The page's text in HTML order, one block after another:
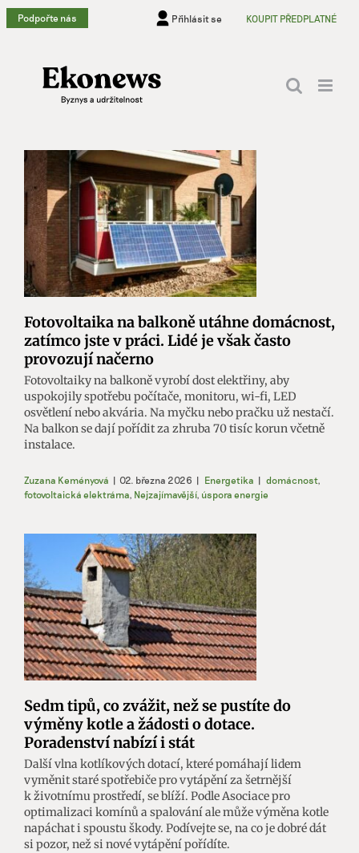
Přeskočit
na
Podpořte nás Přihlásit se KOUPIT PŘEDPLATNÉ
Fotovoltaika na balkoně utáhne domácnost,
zatímco jste v práci. Lidé je však často
provozují načerno
Fotovoltaiky na balkoně vyrobí dost elektřiny, aby
uspokojily spotřebu počítače, monitoru, wi-fi, LED
osvětlení nebo akvária. Na myčku nebo pračku už nestačí.
Na balkon se dají pořídit za zhruba 70 tisíc korun včetně
instalace.
Zuzana Keményová | 02. března 2026 | Energetika | domácnost,
fotovoltaická elektrárna, Nejzajímavější, úspora energie
Sedm tipů, co zvážit, než se pustíte do
výměny kotle a žádosti o dotace.
Poradenství nabízí i stát
Další vlna kotlíkových dotací, které pomáhají lidem
vyměnit staré spotřebiče pro vytápění za šetrnější
k životnímu prostředí, se blíží. Podle Asociace pro
optimalizaci komínů a spalování ale může výměna kotle
napáchat i spoustu škody. Podívejte se, na co je dobré dát
si pozor, než si nové vytápění pořídíte.